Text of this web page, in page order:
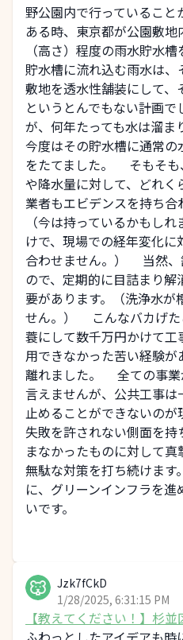
野公園内で行っていること
ある時、東京都が公園敷
（高さ）程度の雨水貯水
貯水槽に流れ込む雨水は
敷地を透水性舗装にして
というとんでもない計画
が、何年たっても水は溜ま
今度はその貯水槽に通常
をたてました。 そもそも
や降水量に対して、どれ
業者もエビデンスを持ち合
（今は持っているかもし
けで、現場での経年変化
合わせません。） 当然、
ので、定期的に目詰まり
要があります。（洗浄水が
せん。） こんなバカげた
蓑にして数千万円かけて
用できなかった苦い経験
離れました。 全ての事業
言えませんが、公共工事
止めることができないの
失敗を許されない側面を
まなかったものに対して
無駄な対策を打ち続けま
に、グリーンインフラを
いです。
Jzk7fCkD
1/28/2025, 6:31:15 PM
【教えてください！】杉